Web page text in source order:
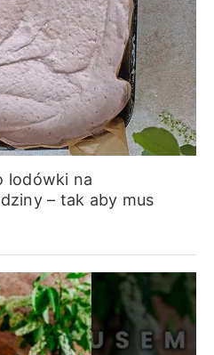
lodówki na
– tak aby mus